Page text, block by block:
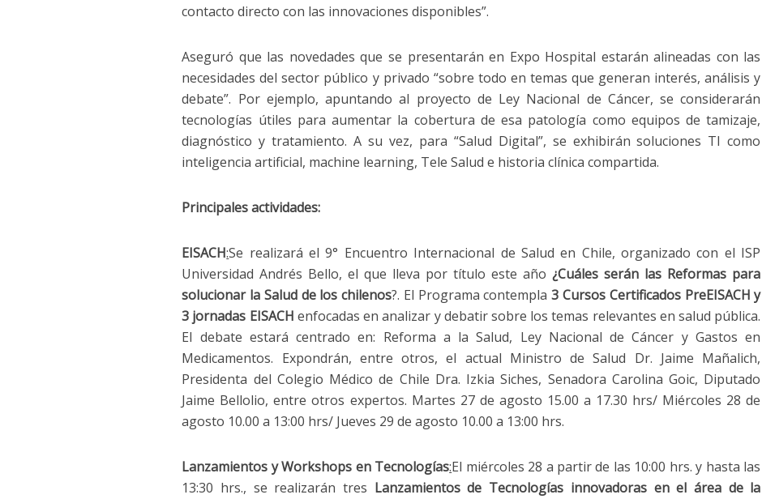
contacto directo con las innovaciones disponibles”.
Aseguró que las novedades que se presentarán en Expo Hospital estarán alineadas con las
necesidades del sector público y privado “sobre todo en temas que generan interés, análisis y
debate”. Por ejemplo, apuntando al proyecto de Ley Nacional de Cáncer, se considerarán
tecnologías útiles para aumentar la cobertura de esa patología como equipos de tamizaje,
diagnóstico y tratamiento. A su vez, para “Salud Digital”, se exhibirán soluciones TI como
inteligencia artificial, machine learning, Tele Salud e historia clínica compartida.
Principales actividades:
EISACH:Se realizará el 9° Encuentro Internacional de Salud en Chile, organizado con el ISP
Universidad Andrés Bello, el que lleva por título este año¿Cuáles serán las Reformas para
solucionar la Salud de los chilenos?. El Programa contempla3 Cursos Certificados PreEISACH y
3 jornadas EISACH enfocadas en analizar y debatir sobre los temas relevantes en salud pública.
El debate estará centrado en: Reforma a la Salud, Ley Nacional de Cáncer y Gastos en
Medicamentos. Expondrán, entre otros, el actual Ministro de Salud Dr. Jaime Mañalich,
Presidenta del Colegio Médico de Chile Dra. Izkia Siches, Senadora Carolina Goic, Diputado
Jaime Bellolio, entre otros expertos. Martes 27 de agosto 15.00 a 17.30 hrs/ Miércoles 28 de
agosto 10.00 a 13:00 hrs/ Jueves 29 de agosto 10.00 a 13:00 hrs.
Lanzamientos y Workshops en Tecnologías:El miércoles 28 a partir de las 10:00 hrs. y hasta las
13:30 hrs., se realizarán tres Lanzamientos de Tecnologías innovadoras en el área de la